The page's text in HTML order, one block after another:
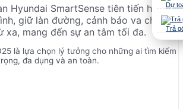
Hyundai SmartSense tiên tiến hỗ trợ
giữ làn đường, cảnh báo va chạm
xa, mang đến sự an tâm tối đa.
là lựa chọn lý tưởng cho những ai tìm kiếm
đa dụng và an toàn.
Dự
Trả